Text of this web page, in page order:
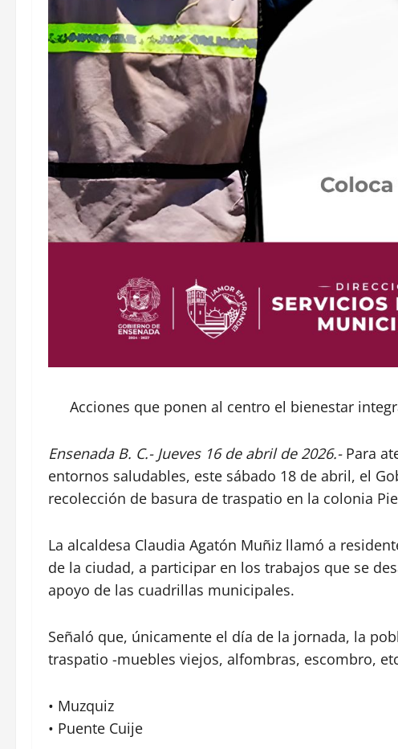
Acciones que ponen al centro el bienestar
Ensenada B. C.- Jueves 16 de abril de 2026.-Para
entornos saludables, este sábado 18 de abril, el
recolección de basura de traspatio en la colonia
La alcaldesa Claudia Agatón Muñiz llamó a
de la ciudad, a participar en los trabajos que se
apoyo de las cuadrillas municipales.
Señaló que, únicamente el día de la jornada, la
traspatio -muebles viejos, alfombras, escombro,
• Muzquiz
• Puente Cuije